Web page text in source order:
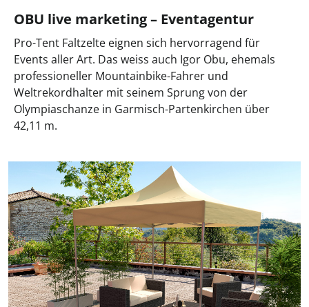
OBU live marketing – Eventagentur
Pro-Tent Faltzelte eignen sich hervorragend für
Events aller Art. Das weiss auch Igor Obu, ehemals
professioneller Mountainbike-Fahrer und
Weltrekordhalter mit seinem Sprung von der
Olympiaschanze in Garmisch-Partenkirchen über
42,11 m.